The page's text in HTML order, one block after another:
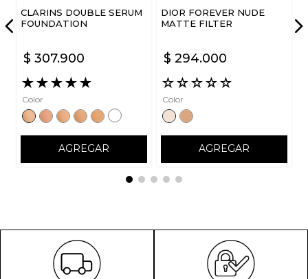
ENVIAR COMENTARIO
CLARINS DOUBLE SERUM
FOUNDATION
$ 307.900
★★★★★
Color
AGREGAR
DIOR FOREVER NUDE
MATTE FILTER
$ 294.000
☆☆☆☆☆
Color
AGREGAR